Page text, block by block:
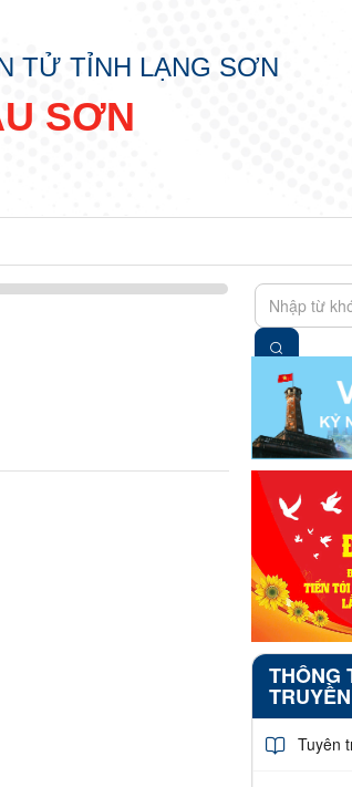
TỬ TỈNH LẠNG SƠN
SƠN
THÔNG
TRUYỀN
Tuyên